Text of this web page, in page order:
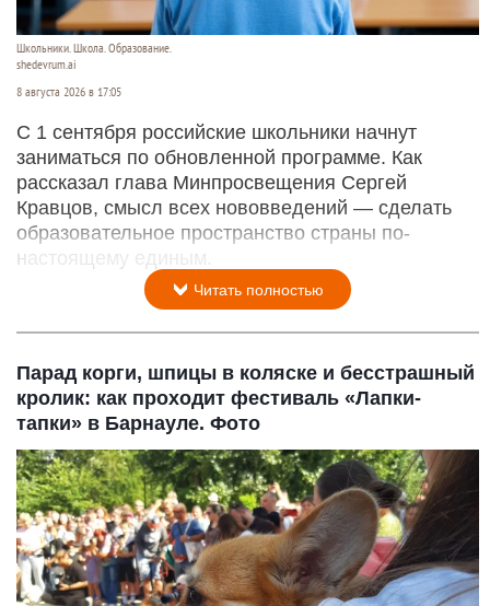
Школьники. Школа. Образование.
shedevrum.ai
8 августа 2026 в 17:05
С 1 сентября российские школьники начнут
заниматься по обновленной программе. Как
рассказал глава Минпросвещения Сергей
Кравцов, смысл всех нововведений — сделать
образовательное пространство страны по-
настоящему единым.
Читать полностью
Парад корги, шпицы в коляске и бесстрашный
кролик: как проходит фестиваль «Лапки-
тапки» в Барнауле. Фото